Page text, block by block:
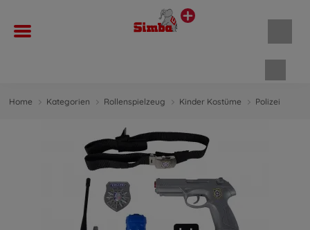
Home Kategorien Rollenspielzeug Kinder Kostüme Polizei